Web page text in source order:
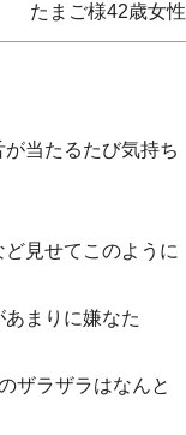
たまご様42歳女性
当たるたび気持ち
見せてこのように
まりに嫌なた
ザラザラはなんと